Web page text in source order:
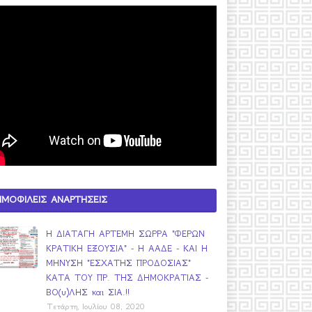
ΑΝΑΡΤΗΣΕΙΣ
Η ΔΙΑΤΑΓΗ ΑΡΤΕΜΗ ΣΩΡΡΑ "ΦΕΡΩΝ
ΚΡΑΤΙΚΗ ΕΞΟΥΣΙΑ" - Η ΑΑΔΕ - ΚΑΙ Η
ΜΗΝΥΣΗ "ΕΣΧΑΤΗΣ ΠΡΟΔΟΣΙΑΣ"
ΚΑΤΑ ΤΟΥ ΠΡ. ΤΗΣ ΔΗΜΟΚΡΑΤΙΑΣ -
ΒΟ(υ)ΛΗΣ και ΣΙΑ.!!
Τετάρτη, Ιουλίου 08, 2020